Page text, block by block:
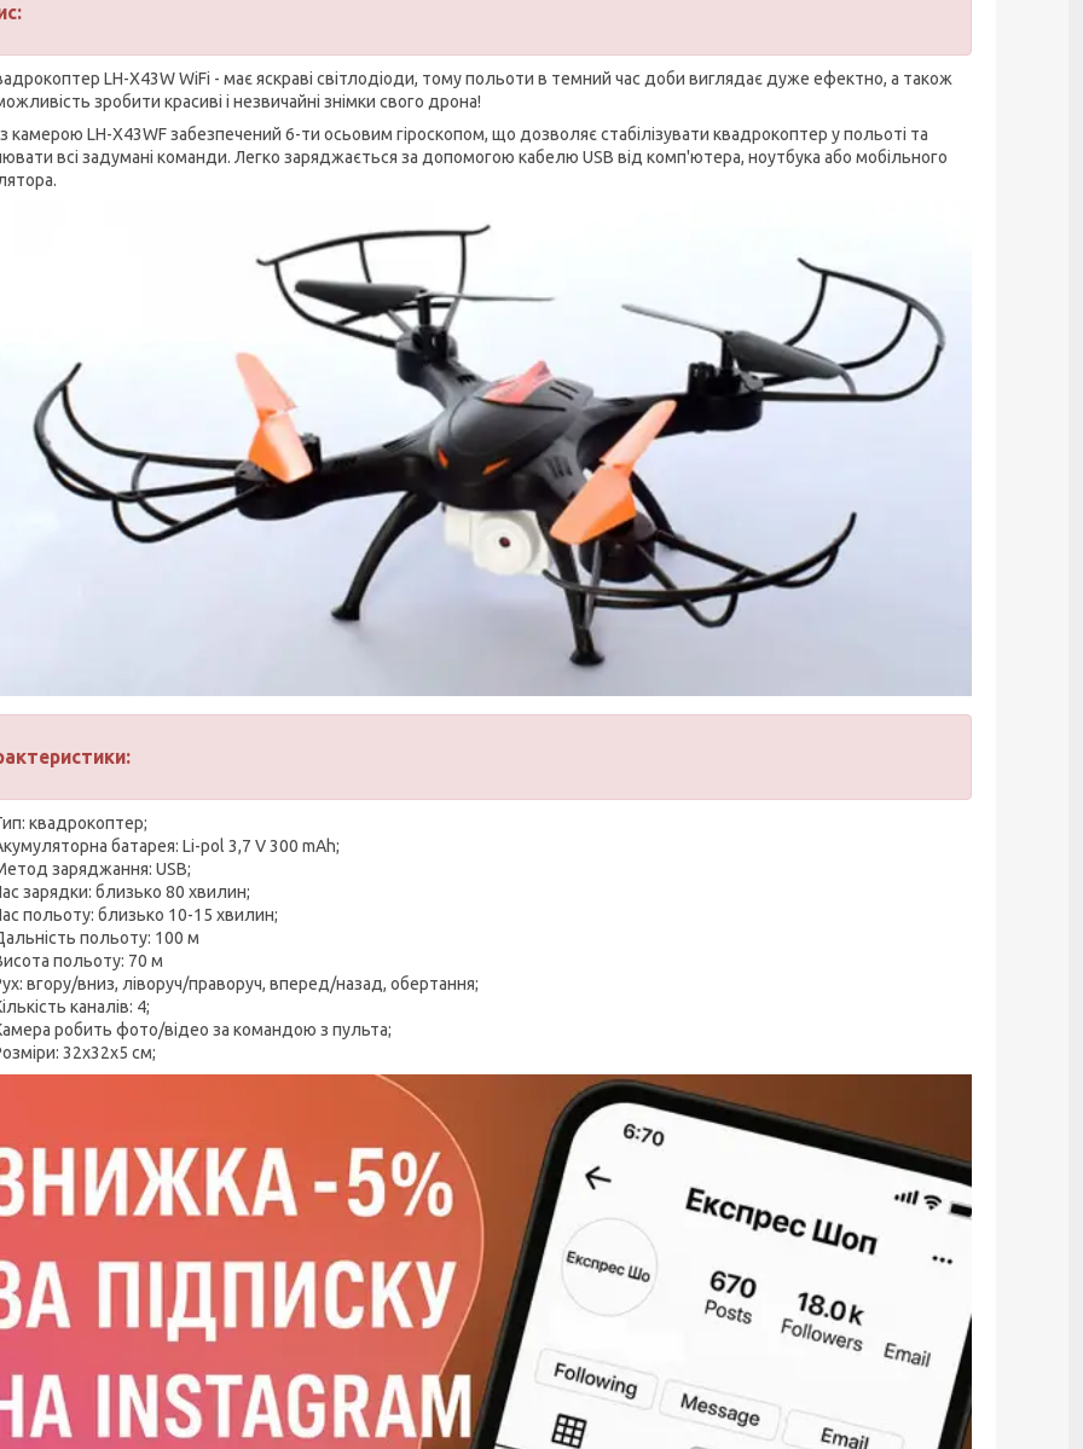
LH-X43W WiFi - має яскраві світлодіоди, тому польоти в темний час доби виглядає дуже ефектно, а також
зробити красиві і незвичайні знімки свого дрона!
камерою LH-X43WF забезпечений 6-ти осьовим гіроскопом, що дозволяє стабілізувати квадрокоптер у польоті та
всі задумані команди. Легко заряджається за допомогою кабелю USB від комп'ютера, ноутбука або мобільного
квадрокоптер;
батарея: Li-pol 3,7 V 300 mAh;
заряджання: USB;
зарядки: близько 80 хвилин;
польоту: близько 10-15 хвилин;
польоту: 100 м
польоту: 70 м
вгору/вниз, ліворуч/праворуч, вперед/назад, обертання;
каналів: 4;
робить фото/відео за командою з пульта;
32х32х5 см;